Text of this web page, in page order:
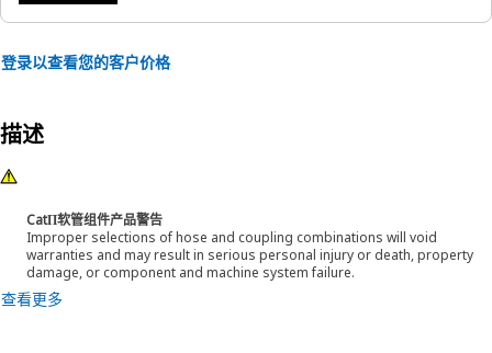
登录以查看您的客户价格
描述
CatΠ软管组件产品警告
Improper selections of hose and coupling combinations will void
warranties and may result in serious personal injury or death, property
damage, or component and machine system failure.
查看更多